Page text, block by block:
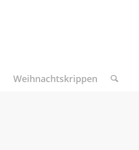
Weihnachtskrippen